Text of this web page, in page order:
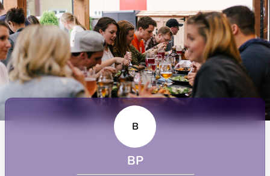
B
BP